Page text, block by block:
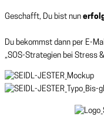
Geschafft, Du bist nun
Du bekommst dann per E-
„SOS-Strategien bei Stress